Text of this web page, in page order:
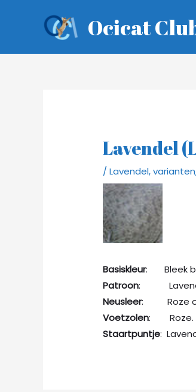
inhoud
Ocicat
Lavendel
/Lavendel,varianten
Basiskleur: Bleek
Patroon:
Neusleer: Roze
Voetzolen: Roze.
Staartpuntje: